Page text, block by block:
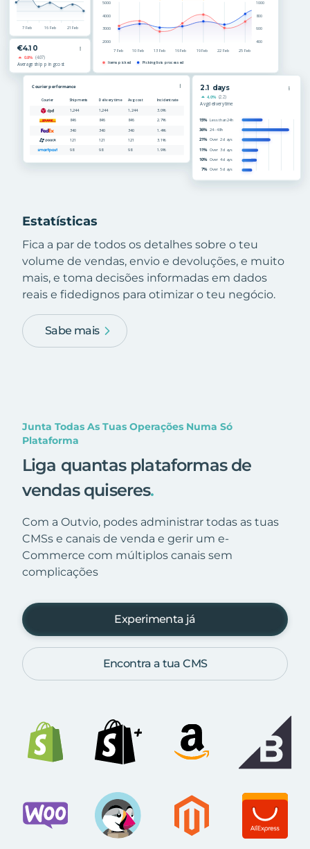
Estatísticas
Fica a par de todos os detalhes sobre o teu
volume de vendas, envio e devoluções, e muito
mais, e toma decisões informadas em dados
reais e fidedignos para otimizar o teu negócio.
Sabe mais
Junta Todas As Tuas Operações Numa Só
Plataforma
Liga quantas plataformas de
vendas quiseres.
Com a Outvio, podes administrar todas as tuas
CMSs e canais de venda e gerir um e-
Commerce com múltiplos canais sem
complicações
Experimenta já
Encontra a tua CMS